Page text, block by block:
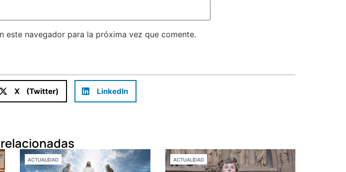
este navegador para la próxima vez que comente.
X (Twitter) LinkedIn
ACTUALIDAD ACTUALIDAD